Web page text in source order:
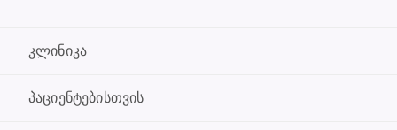
კლინიკა
პაციენტებისთვის